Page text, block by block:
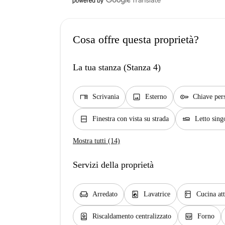
Cosa offre questa proprietà?
La tua stanza (Stanza 4)
desk Scrivania image Esterno key Chiave
window_closed Finestra con vista su strada airline_seat_flat Letto
Mostra tutti (14)
Servizi della proprietà
chair Arredato local_laundry_service Lavatrice kitchen Cucina
water_heater Riscaldamento centralizzato oven_gen Forno